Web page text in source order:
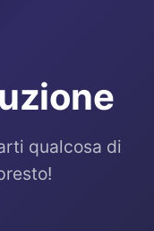
qualcosa di